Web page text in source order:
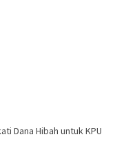
Dana Hibah untuk KPU